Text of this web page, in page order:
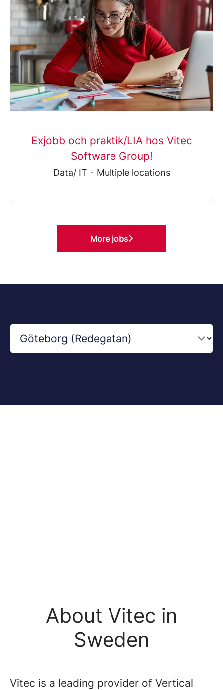
Exjobb och praktik/LIA hos Vitec
Software Group!
Data/ IT · Multiple locations
More jobs
About Vitec in
Sweden
Vitec is a leading provider of Vertical